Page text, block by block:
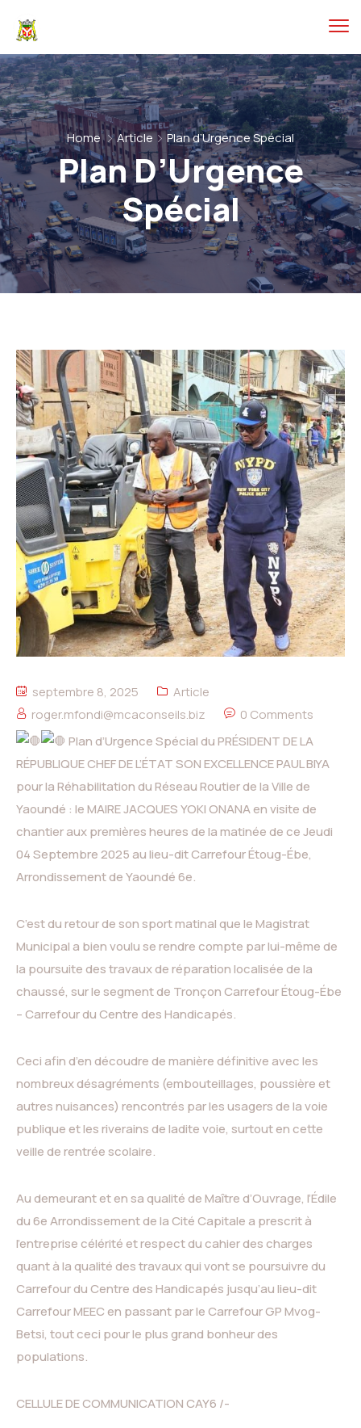
Home Article Plan d’Urgence Spécial
Plan D’Urgence
Spécial
septembre 8, 2025
Article
roger.mfondi@mcaconseils.biz
0 Comments
Plan d’Urgence Spécial du PRÉSIDENT DE LA
RÉPUBLIQUE CHEF DE L’ÉTAT SON EXCELLENCE PAUL BIYA
pour la Réhabilitation du Réseau Routier de la Ville de
Yaoundé : le MAIRE JACQUES YOKI ONANA en visite de
chantier aux premières heures de la matinée de ce Jeudi
04 Septembre 2025 au lieu-dit Carrefour Étoug-Ébe,
Arrondissement de Yaoundé 6e.
C’est du retour de son sport matinal que le Magistrat
Municipal a bien voulu se rendre compte par lui-même de
la poursuite des travaux de réparation localisée de la
chaussé, sur le segment de Tronçon Carrefour Étoug-Ébe
– Carrefour du Centre des Handicapés.
Ceci afin d’en découdre de manière définitive avec les
nombreux désagréments (embouteillages, poussière et
autres nuisances) rencontrés par les usagers de la voie
publique et les riverains de ladite voie, surtout en cette
veille de rentrée scolaire.
Au demeurant et en sa qualité de Maître d’Ouvrage, l’Édile
du 6e Arrondissement de la Cité Capitale a prescrit à
l’entreprise célérité et respect du cahier des charges
quant à la qualité des travaux qui vont se poursuivre du
Carrefour du Centre des Handicapés jusqu’au lieu-dit
Carrefour MEEC en passant par le Carrefour GP Mvog-
Betsi, tout ceci pour le plus grand bonheur des
populations.
CELLULE DE COMMUNICATION CAY6 /-